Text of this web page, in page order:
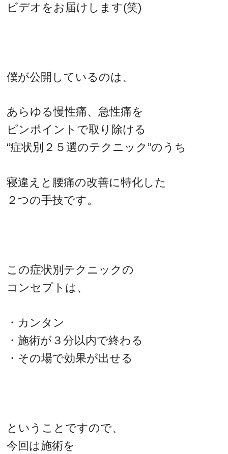
ビデオをお届けします(笑)
僕が公開しているのは、
あらゆる慢性痛、急性痛を
ピンポイントで取り除ける
“症状別２５選のテクニック”のうち
寝違えと腰痛の改善に特化した
２つの手技です。
この症状別テクニックの
コンセプトは、
・カンタン
・施術が３分以内で終わる
・その場で効果が出せる
ということですので、
今回は施術を